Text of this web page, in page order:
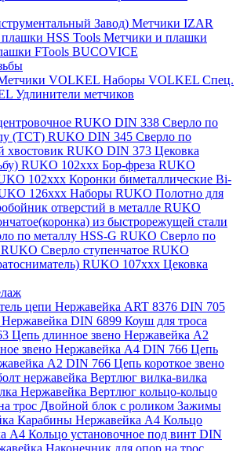
Завод) Метчики IZAR
HSS Tools Метчики и плашки
FTools BUCOVICE
VOLKEL Наборы VOLKEL Спец.
Удлинители метчиков
RUKO DIN 338 Сверло по
(ТСТ) RUKO DIN 345 Сверло по
хвостовик RUKO DIN 373 Цековка
RUKO 102xxx Бор-фреза RUKO
102xxx Коронки биметаллические Bi-
126ххх Наборы RUKO Полотно для
отверстий в металле RUKO
из быстрорежущей стали
по металлу HSS-G RUKO Сверло по
RUKO Сверло ступенчатое RUKO
RUKO 107xxx Цековка
цепи Нержавейка ART 8376 DIN 705
DIN 6899 Коуш для троса
Цепь длинное звено Нержавейка A2
звено Нержавейка A4 DIN 766 Цепь
A2 DIN 766 Цепь короткое звено
нержавейка Вертлюг вилка-вилка
Нержавейка Вертлюг кольцо-кольцо
трос Двойной блок с роликом Зажимы
Карабины Нержавейка А4 Кольцо
A4 Кольцо установочное под винт DIN
Наконечник для опор на трос